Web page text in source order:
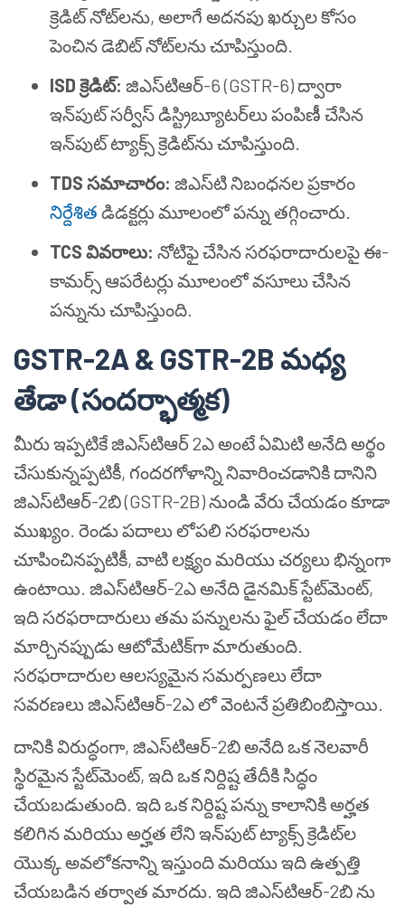
క్రెడిట్ నోట్‌లను, అలాగే అదనపు ఖర్చుల కోసం
పెంచిన డెబిట్ నోట్‌లను చూపిస్తుంది.
ISD క్రెడిట్: జిఎస్‌టి‌ఆర్-6 (GSTR-6) ద్వారా
ఇన్‌పుట్ సర్వీస్ డిస్ట్రిబ్యూటర్‌లు పంపిణీ చేసిన
ఇన్‌పుట్ ట్యాక్స్ క్రెడిట్‌ను చూపిస్తుంది.
TDS సమాచారం: జిఎస్‌టి నిబంధనల ప్రకారం
నిర్దేశిత డిడక్టర్లు మూలంలో పన్ను తగ్గించారు.
TCS వివరాలు: నోటిఫై చేసిన సరఫరాదారులపై ఈ-
కామర్స్ ఆపరేటర్లు మూలంలో వసూలు చేసిన
పన్నును చూపిస్తుంది.
GSTR-2A & GSTR-2B మధ్య
తేడా (సందర్భాత్మక)
మీరు ఇప్పటికే జిఎస్‌టి‌ఆర్ 2ఎ అంటే ఏమిటి అనేది అర్థం
చేసుకున్నప్పటికీ, గందరగోళాన్ని నివారించడానికి దానిని
జిఎస్‌టి‌ఆర్-2బి (GSTR-2B) నుండి వేరు చేయడం కూడా
ముఖ్యం. రెండు పదాలు లోపలి సరఫరాలను
చూపించినప్పటికీ, వాటి లక్ష్యం మరియు చర్యలు భిన్నంగా
ఉంటాయి. జిఎస్‌టి‌ఆర్-2ఎ అనేది డైనమిక్ స్టేట్‌మెంట్,
ఇది సరఫరాదారులు తమ పన్నులను ఫైల్ చేయడం లేదా
మార్చినప్పుడు ఆటోమేటిక్‌గా మారుతుంది.
సరఫరాదారుల ఆలస్యమైన సమర్పణలు లేదా
సవరణలు జిఎస్‌టి‌ఆర్-2ఎ లో వెంటనే ప్రతిబింబిస్తాయి.
దానికి విరుద్ధంగా, జిఎస్‌టి‌ఆర్-2బి అనేది ఒక నెలవారీ
స్థిరమైన స్టేట్‌మెంట్, ఇది ఒక నిర్దిష్ట తేదీకి సిద్ధం
చేయబడుతుంది. ఇది ఒక నిర్దిష్ట పన్ను కాలానికి అర్హత
కలిగిన మరియు అర్హత లేని ఇన్‌పుట్ ట్యాక్స్ క్రెడిట్‌ల
యొక్క అవలోకనాన్ని ఇస్తుంది మరియు ఇది ఉత్పత్తి
చేయబడిన తర్వాత మారదు. ఇది జిఎస్‌టి‌ఆర్-2బి ను